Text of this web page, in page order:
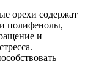
орехи содержат
полифенолы,
и